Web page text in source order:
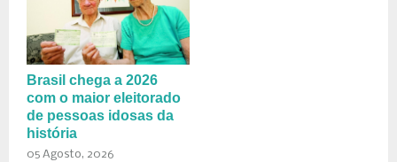
Brasil chega a 2026
com o maior eleitorado
de pessoas idosas da
história
05 Agosto, 2026